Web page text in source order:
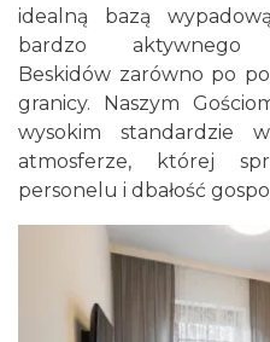
idealną bazą
bardzo aktywnego
Beskidów zarówno po
granicy. Naszym
wysokim standardzie
atmosferze, której
personelu i dbałość